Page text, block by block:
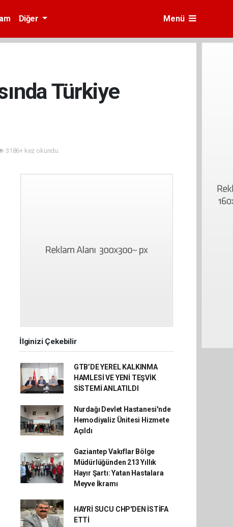
Diğer Menü
Türkiye
3186+ kez okundu.
İlginizi Çekebilir
GTB’DE YEREL KALKINMA
HAMLESİ VE YENİ TEŞVİK
SİSTEMİ ANLATILDI
Nurdağı Devlet Hastanesi'nde
Hemodiyaliz Ünitesi Hizmete
Açıldı
Gaziantep Vakıflar Bölge
Müdürlüğünden 213 Yıllık
Hayır Şartı: Yatan Hastalara
Meyve İkramı
HAYRİ SUCU CHP'DEN İSTİFA
ETTİ